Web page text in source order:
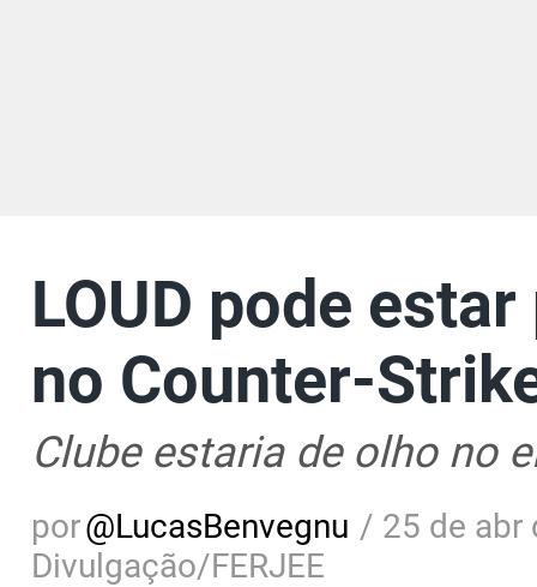
LOUD pode
no Counter-
Clube estaria de olho no
por@LucasBenvegnu / 25 de abr
Divulgação/FERJEE